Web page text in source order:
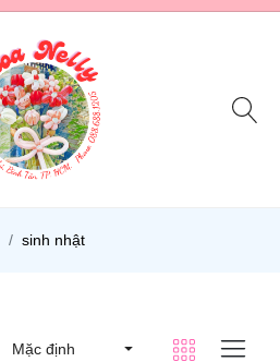
sinh nhật
Mặc định